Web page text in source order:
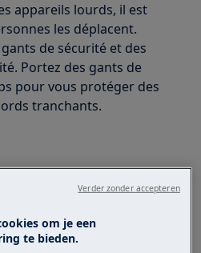
appareils lourds, il est
les déplacent.
de sécurité et des
Portez des gants de
pour vous protéger des
tranchants.
om je een
te bieden.
Verder zonder accepteren